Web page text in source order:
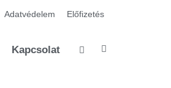
Adatvédelem Előfizetés
Kapcsolat